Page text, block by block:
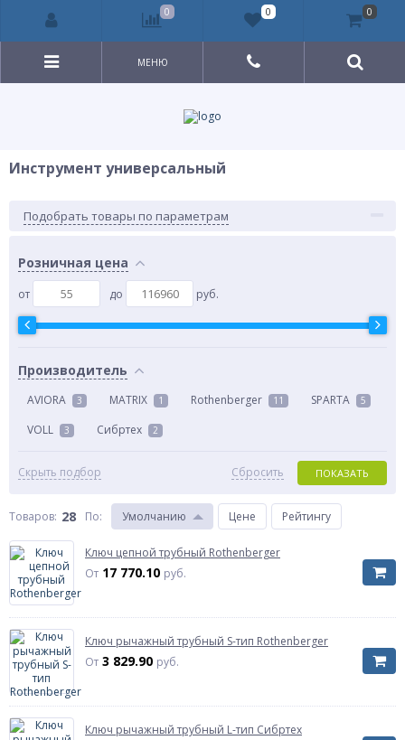
МЕНЮ
Инструмент универсальный
Подобрать товары по параметрам
Розничная цена
от до руб.
Производитель
AVIORA 3 MATRIX 1 Rothenberger 11 SPARTA 5
VOLL 3 Сибртех 2
Скрыть подбор ПОКАЗАТЬ
Сбросить
Товаров: 28 По: Умолчанию Цене Рейтингу
Ключ цепной трубный Rothenberger
От 17 770.10 руб.
Ключ рычажный трубный S-тип Rothenberger
От 3 829.90 руб.
Ключ рычажный трубный L-тип Сибртех
0 0 0